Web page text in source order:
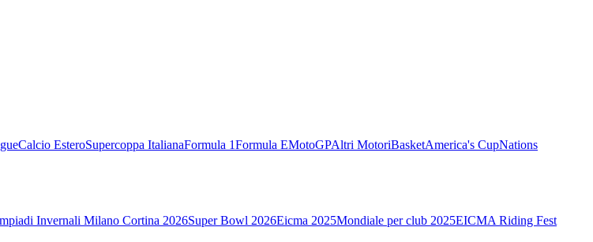
Calcio EsteroSupercoppa ItalianaFormula 1Formula EMotoGPAltri MotoriBasketAmerica's CupNations
Invernali Milano Cortina 2026Super Bowl 2026Eicma 2025Mondiale per club 2025EICMA Riding Fest